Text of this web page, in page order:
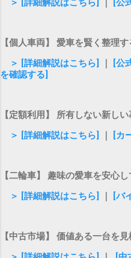
【個人車両】 愛車を賢く整理
＞ [詳細解説はこちら]
[公
を確認する]
【定額利用】 所有しない新し
＞ [詳細解説はこちら]
[カ
【二輪車】 趣味の愛車を安心
＞ [詳細解説はこちら]
[バ
【中古市場】 価値ある一台を